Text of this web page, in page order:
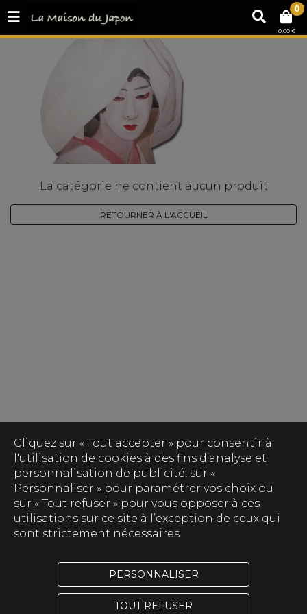
0
0,00 €
La catégorie ne contient aucun produit
RETOURNER À L'ACCUEIL
Cliquez sur « Tout accepter » pour consentir à
l'utilisation de cookies à des fins d’analyse et
personnalisation de publicité, sur «
Personnaliser » pour paramétrer vos choix ou
sur « Tout refuser » pour vous opposer à ces
utilisations sur ce site à l’exception de ceux qui
sont strictement nécessaires.
PERSONNALISER
TOUT REFUSER